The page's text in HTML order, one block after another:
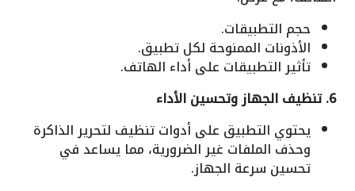
حجم التطبيقات.
الأذونات الممنوحة لكل تطبيق.
تأثير التطبيقات على أداء الهاتف.
6. تنظيف الجهاز وتحسين الأداء
يحتوي التطبيق على أدوات تنظيف لتحرير الذاكرة
وحذف الملفات غير الضرورية، مما يساعد في
تحسين سرعة الجهاز.